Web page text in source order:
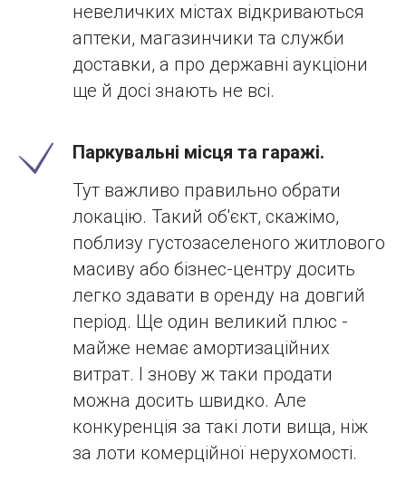
невеличких містах відкриваються
аптеки, магазинчики та служби
доставки, а про державні аукціони
ще й досі знають не всі.
Паркувальні місця та гаражі.
Тут важливо правильно обрати
локацію. Такий об'єкт, скажімо,
поблизу густозаселеного житлового
масиву або бізнес-центру досить
легко здавати в оренду на довгий
період. Ще один великий плюс -
майже немає амортизаційних
витрат. І знову ж таки продати
можна досить швидко. Але
конкуренція за такі лоти вища, ніж
за лоти комерційної нерухомості.